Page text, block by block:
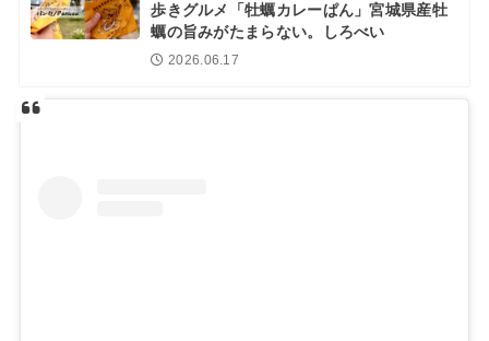
歩きグルメ「牡蠣カレーぱん」宮城県産牡
蠣の旨みがたまらない。しろべい
2026.06.17